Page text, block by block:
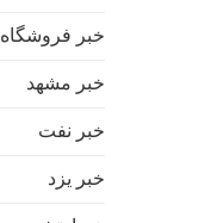
خبر فروشگاه
خبر مشهد
خبر نفت
خبر یزد